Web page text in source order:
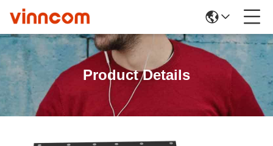
Product Details